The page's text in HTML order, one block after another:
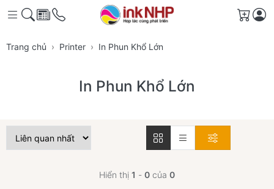
Giỏ
Trang chủ Printer In Phun Khổ Lớn
In Phun Khổ Lớn
Hiển thị 1 - 0 của 0